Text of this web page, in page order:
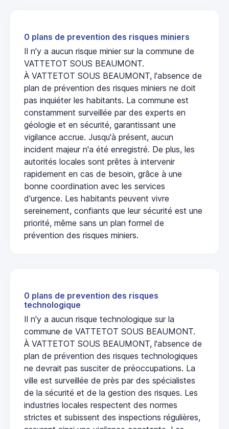
0 plans de prevention des risques miniers
Il n'y a aucun risque minier sur la commune de
VATTETOT SOUS BEAUMONT.
À VATTETOT SOUS BEAUMONT, l'absence de
plan de prévention des risques miniers ne doit
pas inquiéter les habitants. La commune est
constamment surveillée par des experts en
géologie et en sécurité, garantissant une
vigilance accrue. Jusqu'à présent, aucun
incident majeur n'a été enregistré. De plus, les
autorités locales sont prêtes à intervenir
rapidement en cas de besoin, grâce à une
bonne coordination avec les services
d'urgence. Les habitants peuvent vivre
sereinement, confiants que leur sécurité est une
priorité, même sans un plan formel de
prévention des risques miniers.
0 plans de prevention des risques
technologique
Il n'y a aucun risque technologique sur la
commune de VATTETOT SOUS BEAUMONT.
À VATTETOT SOUS BEAUMONT, l'absence de
plan de prévention des risques technologiques
ne devrait pas susciter de préoccupations. La
ville est surveillée de près par des spécialistes
de la sécurité et de la gestion des risques. Les
industries locales respectent des normes
strictes et subissent des inspections régulières,